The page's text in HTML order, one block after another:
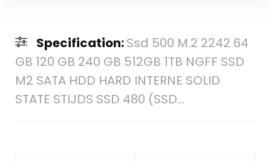
Specification:Ssd 500 M.2 2242 64
GB 120 GB 240 GB 512GB 1TB NGFF SSD
M2 SATA HDD HARD INTERNE SOLID
STATE STIJDS SSD 480 (SSD…